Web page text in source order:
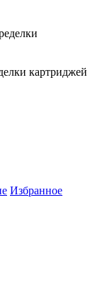
картриджей
Избранное